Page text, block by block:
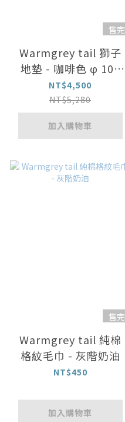
售完
Warmgrey tail 獅子
地墊 - 咖啡色 φ 100
cm
NT$4,500
NT$5,280
加入購物車
售完
Warmgrey tail 純棉
格紋毛巾 - 灰階奶油
NT$450
加入購物車